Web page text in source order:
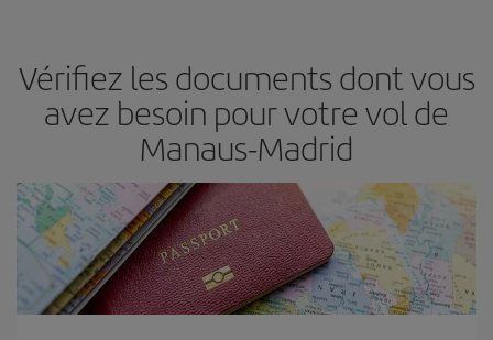
billets, plus vous bénéficiez de prix économiques. De plus, en
restant flexible sur les dates et les horaires de vol lors de votre
recherche, vous pourrezchoisir le prix le plus économique.
Vérifiez les documents dont vous
avez besoin pour votre vol de
Manaus-Madrid